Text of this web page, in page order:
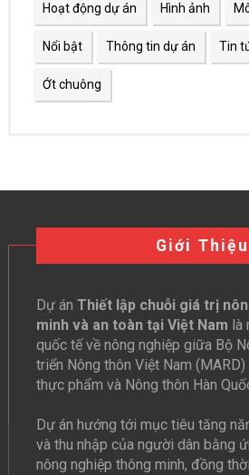
Hoạt động dự án Hình ảnh
Nổi bật Thông tin dự án Tin
Ớt chuông
Giới Thiệu
Dự án Thiết lập chuỗi giá trị
minh và an toàn tại Việt Nam là
quốc tế về nông nghiệp giữa Bộ
triển Nông thôn Việt Nam
thực phẩm và Nông thôn Hàn
Dự án hướng tới mục tiêu tăng
và thu nhập của người dân bằng
nông nghiệp thông minh, đồng